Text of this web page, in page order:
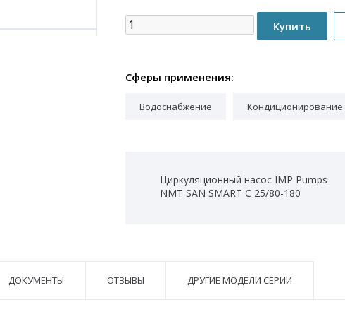
Сферы применения:
Водоснабжение Кондиционирование
Циркуляционный насос IMP Pumps
NMT SAN SMART C 25/80-180
ДОКУМЕНТЫ ОТЗЫВЫ ДРУГИЕ МОДЕЛИ СЕРИИ